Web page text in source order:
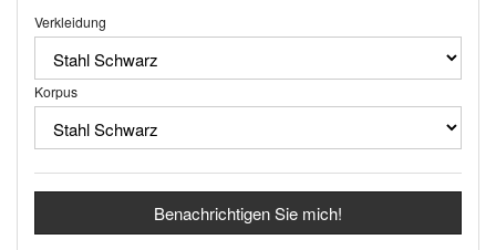
Verkleidung
Korpus
Benachrichtigen Sie mich!